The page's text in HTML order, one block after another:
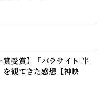
賞受賞】「パラサイト 半
を観てきた感想【神映